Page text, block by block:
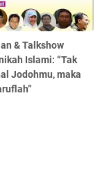
& Talkshow
Islami: “Tak
Jodohmu, maka